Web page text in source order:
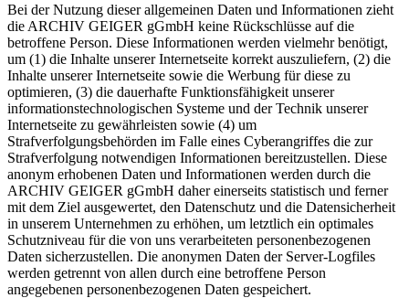
Bei der Nutzung dieser allgemeinen Daten und Informationen zieht
die ARCHIV GEIGER gGmbH keine Rückschlüsse auf die
betroffene Person. Diese Informationen werden vielmehr benötigt,
um (1) die Inhalte unserer Internetseite korrekt auszuliefern, (2) die
Inhalte unserer Internetseite sowie die Werbung für diese zu
optimieren, (3) die dauerhafte Funktionsfähigkeit unserer
informationstechnologischen Systeme und der Technik unserer
Internetseite zu gewährleisten sowie (4) um
Strafverfolgungsbehörden im Falle eines Cyberangriffes die zur
Strafverfolgung notwendigen Informationen bereitzustellen. Diese
anonym erhobenen Daten und Informationen werden durch die
ARCHIV GEIGER gGmbH daher einerseits statistisch und ferner
mit dem Ziel ausgewertet, den Datenschutz und die Datensicherheit
in unserem Unternehmen zu erhöhen, um letztlich ein optimales
Schutzniveau für die von uns verarbeiteten personenbezogenen
Daten sicherzustellen. Die anonymen Daten der Server-Logfiles
werden getrennt von allen durch eine betroffene Person
angegebenen personenbezogenen Daten gespeichert.